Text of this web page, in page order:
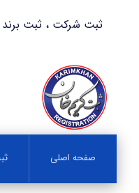
ثبت شرکت ، ثبت برند ، اخذ
صفحه اصلی